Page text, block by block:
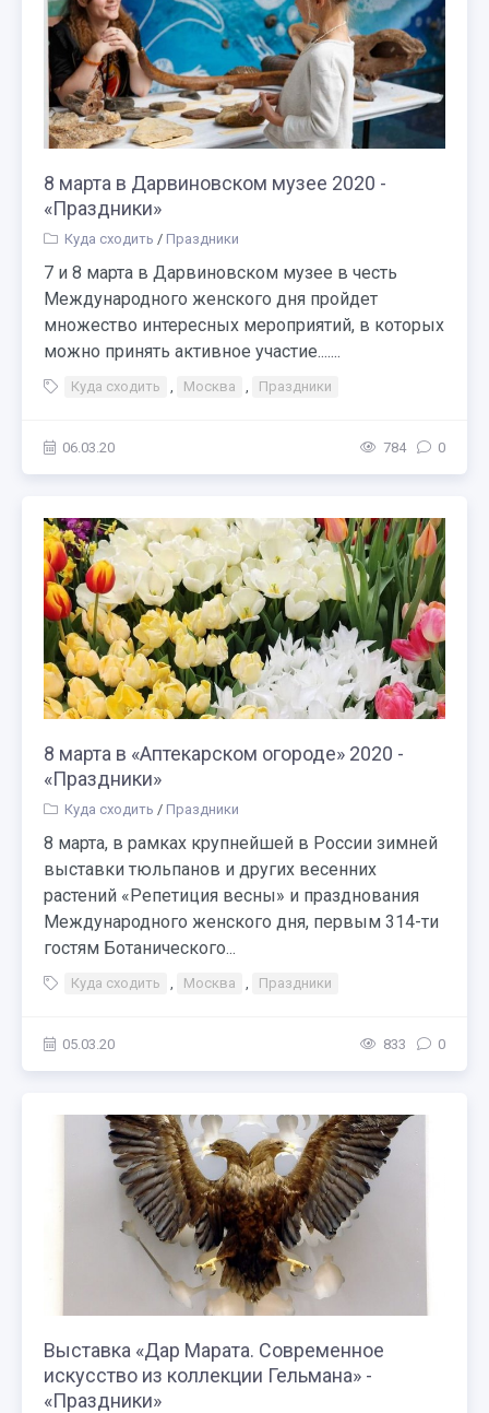
8 марта в Дарвиновском музее 2020 -
«Праздники»
Куда сходить / Праздники
7 и 8 марта в Дарвиновском музее в честь
Международного женского дня пройдет
множество интересных мероприятий, в которых
можно принять активное участие.......
Куда сходить , Москва , Праздники
06.03.20 784 0
8 марта в «Аптекарском огороде» 2020 -
«Праздники»
Куда сходить / Праздники
8 марта, в рамках крупнейшей в России зимней
выставки тюльпанов и других весенних
растений «Репетиция весны» и празднования
Международного женского дня, первым 314-ти
гостям Ботанического...
Куда сходить , Москва , Праздники
05.03.20 833 0
Выставка «Дар Марата. Современное
искусство из коллекции Гельмана» -
«Праздники»